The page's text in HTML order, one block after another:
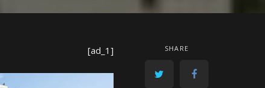
SHARE
[ad_1]